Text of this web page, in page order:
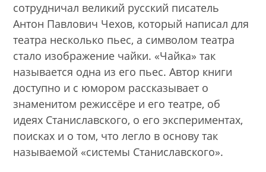
сотрудничал великий русский писатель
Антон Павлович Чехов, который написал для
театра несколько пьес, а символом театра
стало изображение чайки. «Чайка» так
называется одна из его пьес. Автор книги
доступно и с юмором рассказывает о
знаменитом режиссёре и его театре, об
идеях Станиславского, о его экспериментах,
поисках и о том, что легло в основу так
называемой «системы Станиславского».